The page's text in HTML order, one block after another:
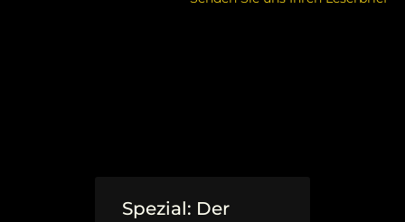
Spezial: Der